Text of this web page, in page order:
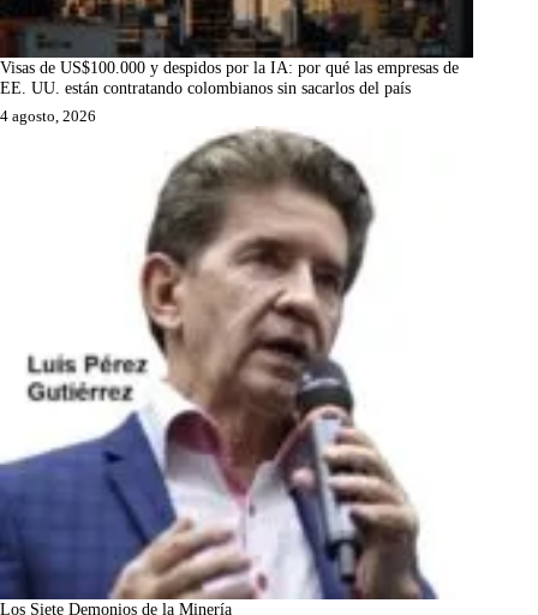
Visas de US$100.000 y despidos por la IA: por qué las empresas de
EE. UU. están contratando colombianos sin sacarlos del país
4 agosto, 2026
Los Siete Demonios de la Minería